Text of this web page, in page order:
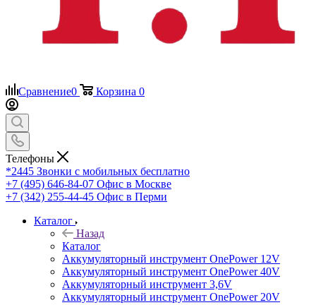
Сравнение0 Корзина 0
Телефоны
*2445 Звонки с мобильных бесплатно
+7 (495) 646-84-07 Офис в Москве
+7 (342) 255-44-45 Офис в Перми
Каталог
Назад
Каталог
Аккумуляторный инструмент OnePower 12V
Аккумуляторный инструмент OnePower 40V
Аккумуляторный инструмент 3,6V
Аккумуляторный инструмент OnePower 20V